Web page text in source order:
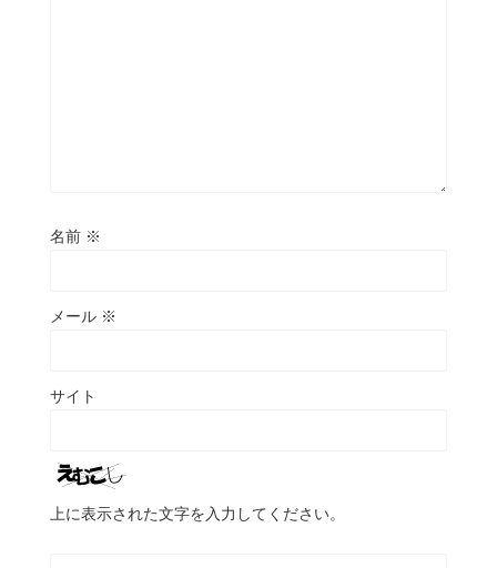
名前 ※
メール ※
サイト
上に表示された文字を入力してください。